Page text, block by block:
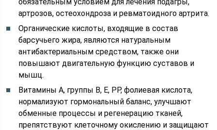
артрозов, остеохондроза и ревматоидного артрита.
Органические кислоты, входящие в состав
барсучьего жира, являются натуральным
антибактериальным средством, также они
повышают двигательную функцию суставов и
мышц.
Витамины А, группы В, Е, РР, фолиевая кислота,
нормализуют гормональный баланс, улучшают
обменные процессы и регенерацию тканей,
препятствуют клеточному окислению и защищают